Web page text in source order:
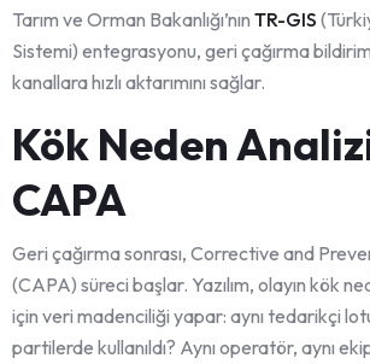
Tarım ve Orman Bakanlığı’nın TR-GIS
Sistemi) entegrasyonu, geri çağırma
kanallara hızlı aktarımını sağlar.
Kök Neden
CAPA
Geri çağırma sonrası, Corrective and
(CAPA) süreci başlar. Yazılım, olayın kök
için veri madenciliği yapar: aynı tedarikçi
partilerde kullanıldı? Aynı operatör, aynı